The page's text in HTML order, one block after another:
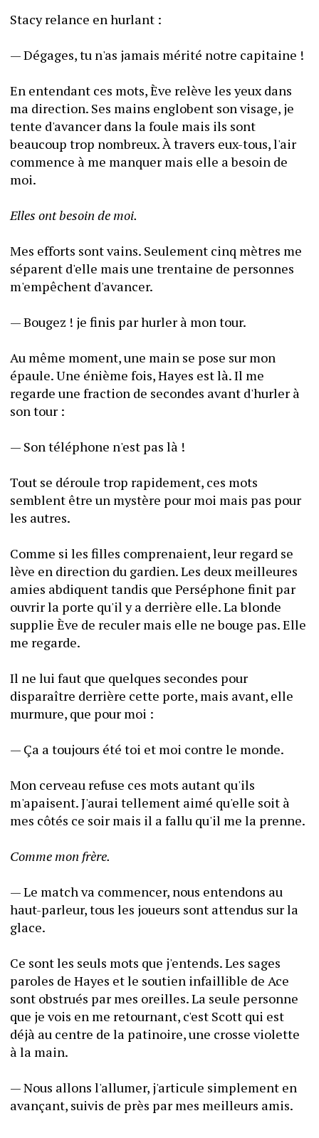
Stacy relance en hurlant :
— Dégages, tu n'as jamais mérité notre capitaine !
En entendant ces mots, Ève relève les yeux dans
ma direction. Ses mains englobent son visage, je
tente d'avancer dans la foule mais ils sont
beaucoup trop nombreux. À travers eux-tous, l'air
commence à me manquer mais elle a besoin de
moi.
Elles ont besoin de moi.
Mes efforts sont vains. Seulement cinq mètres me
séparent d'elle mais une trentaine de personnes
m'empêchent d'avancer.
— Bougez ! je finis par hurler à mon tour.
Au même moment, une main se pose sur mon
épaule. Une énième fois, Hayes est là. Il me
regarde une fraction de secondes avant d'hurler à
son tour :
— Son téléphone n'est pas là !
Tout se déroule trop rapidement, ces mots
semblent être un mystère pour moi mais pas pour
les autres.
Comme si les filles comprenaient, leur regard se
lève en direction du gardien. Les deux meilleures
amies abdiquent tandis que Perséphone finit par
ouvrir la porte qu'il y a derrière elle. La blonde
supplie Ève de reculer mais elle ne bouge pas. Elle
me regarde.
Il ne lui faut que quelques secondes pour
disparaître derrière cette porte, mais avant, elle
murmure, que pour moi :
— Ça a toujours été toi et moi contre le monde.
Mon cerveau refuse ces mots autant qu'ils
m'apaisent. J'aurai tellement aimé qu'elle soit à
mes côtés ce soir mais il a fallu qu'il me la prenne.
Comme mon frère.
— Le match va commencer, nous entendons au
haut-parleur, tous les joueurs sont attendus sur la
glace.
Ce sont les seuls mots que j'entends. Les sages
paroles de Hayes et le soutien infaillible de Ace
sont obstrués par mes oreilles. La seule personne
que je vois en me retournant, c'est Scott qui est
déjà au centre de la patinoire, une crosse violette
à la main.
— Nous allons l'allumer, j'articule simplement en